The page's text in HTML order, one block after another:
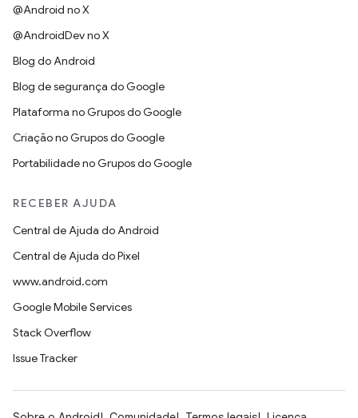
@Android no X
@AndroidDev no X
Blog do Android
Blog de segurança do Google
Plataforma no Grupos do Google
Criação no Grupos do Google
Portabilidade no Grupos do Google
RECEBER AJUDA
Central de Ajuda do Android
Central de Ajuda do Pixel
www.android.com
Google Mobile Services
Stack Overflow
Issue Tracker